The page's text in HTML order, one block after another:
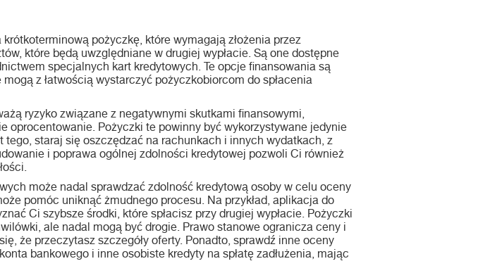
pożyczkę, które wymagają złożenia przez
które będą uwzględniane w drugiej wypłacie. Są one dostępne
specjalnych kart kredytowych. Te opcje finansowania są
z łatwością wystarczyć pożyczkobiorcom do spłacenia
ryzyko związane z negatywnymi skutkami finansowymi,
oprocentowanie. Pożyczki te powinny być wykorzystywane jedynie
staraj się oszczędzać na rachunkach i innych wydatkach, z
i poprawa ogólnej zdolności kredytowej pozwoli Ci również
może nadal sprawdzać zdolność kredytową osoby w celu oceny
pomóc uniknąć żmudnego procesu. Na przykład, aplikacja do
Ci szybsze środki, które spłacisz przy drugiej wypłacie. Pożyczki
ale nadal mogą być drogie. Prawo stanowe ogranicza ceny i
że przeczytasz szczegóły oferty. Ponadto, sprawdź inne oceny
bankowego i inne osobiste kredyty na spłatę zadłużenia, mając